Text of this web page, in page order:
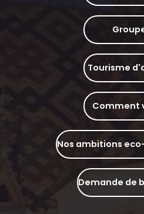
Tourisme
Comment
Nos ambitions
Demande de